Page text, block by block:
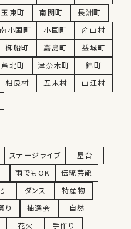
玉東町 南関町
長洲町
南小国町 小国町
産山村
御船町 嘉島町
益城町
芦北町 津奈木町
錦町
相良村 五木村
山江村
ステージライブ
屋台
雨でもOK
伝統芸能
ダンス
特産物
り 抽選会
自然
花火 手作り